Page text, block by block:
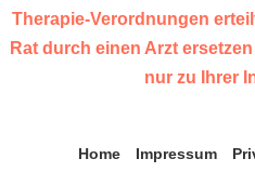
Therapie-Verordnungen
Rat durch einen Arzt
nur zu Ihrer
Home Impressum